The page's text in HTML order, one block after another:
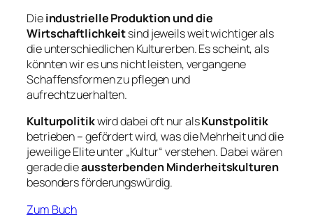
Dieindustrielle Produktion und die
Wirtschaftlichkeitsind jeweils weit wichtiger als
die unterschiedlichen Kulturerben. Es scheint, als
könnten wir es uns nicht leisten, vergangene
Schaffensformen zu pflegen und
aufrechtzuerhalten.
Kulturpolitikwird dabei oft nur alsKunstpolitik
betrieben – gefördert wird, was die Mehrheit und die
jeweilige Elite unter „Kultur“ verstehen. Dabei wären
gerade dieaussterbenden Minderheitskulturen
besonders förderungswürdig.
Zum Buch